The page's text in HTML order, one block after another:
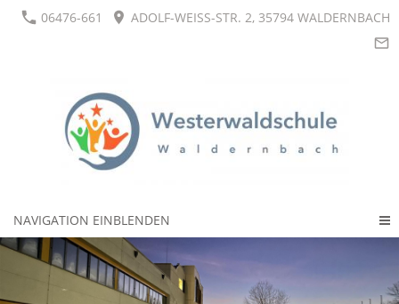
06476-661 ADOLF-WEISS-STR. 2, 35794 WALDERNBACH
NAVIGATION EINBLENDEN